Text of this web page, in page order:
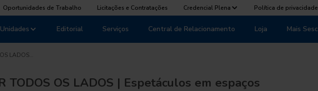
Oportunidades de Trabalho Licitações e Contratações Credencial Plena Política de privacidade
Unidades Editorial Serviços Central de Relacionamento Loja Mais Sesc
LADOS…
TODOS OS LADOS | Espetáculos em espaços